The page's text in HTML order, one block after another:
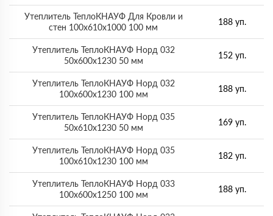
Утеплитель ТеплоКНАУФ Для Кровли и
стен 100х610х1000 100 мм
188 уп.
Утеплитель ТеплоКНАУФ Норд 032
50х600х1230 50 мм
152 уп.
Утеплитель ТеплоКНАУФ Норд 032
100х600х1230 100 мм
188 уп.
Утеплитель ТеплоКНАУФ Норд 035
50х610х1230 50 мм
169 уп.
Утеплитель ТеплоКНАУФ Норд 035
100х610х1230 100 мм
182 уп.
Утеплитель ТеплоКНАУФ Норд 033
100х600х1250 100 мм
188 уп.